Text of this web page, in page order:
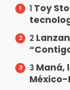
1 Toy
2
3 Maná,